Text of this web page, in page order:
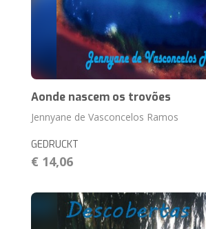
Aonde nascem os trovões
Jennyane de Vasconcelos Ramos
GEDRUCKT
€ 14,06